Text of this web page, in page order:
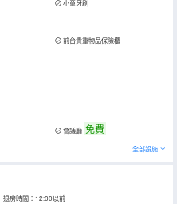
小童牙刷
前台貴重物品保險櫃
會議廳 免費
全部設施
房時間：12:00以前